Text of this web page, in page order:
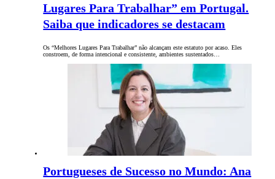
Lugares Para Trabalhar” em Portugal.
Saiba que indicadores se destacam
Os “Melhores Lugares Para Trabalhar” não alcançam este estatuto por acaso. Eles
constroem, de forma intencional e consistente, ambientes sustentados…
Portugueses de Sucesso no Mundo: Ana